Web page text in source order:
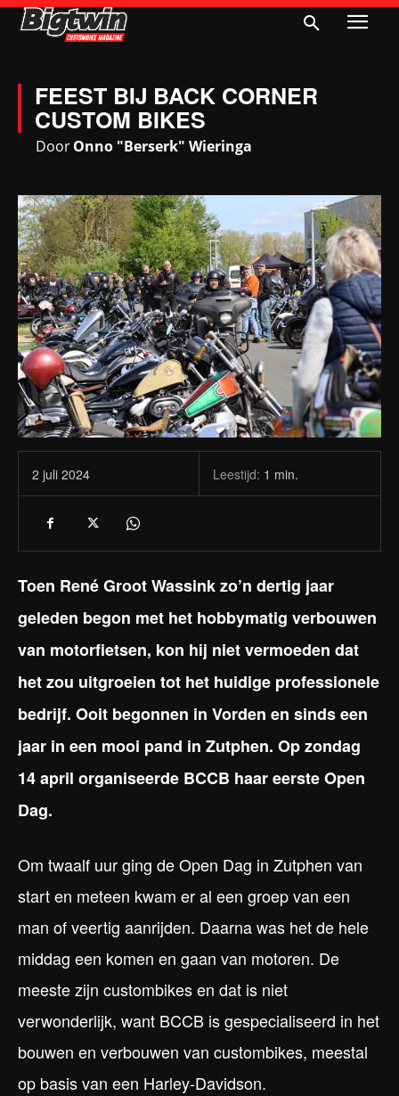
FEEST BIJ BACK CORNER
CUSTOM BIKES
DoorOnno "Berserk" Wieringa
2 juli 2024 Leestijd: 1 min.
Toen René Groot Wassink zo’n dertig jaar
geleden begon met het hobbymatig verbouwen
van motorfietsen, kon hij niet vermoeden dat
het zou uitgroeien tot het huidige professionele
bedrijf. Ooit begonnen in Vorden en sinds een
jaar in een mooi pand in Zutphen. Op zondag
14 april organiseerde BCCB haar eerste Open
Dag.
Om twaalf uur ging de Open Dag in Zutphen van
start en meteen kwam er al een groep van een
man of veertig aanrijden. Daarna was het de hele
middag een komen en gaan van motoren. De
meeste zijn custombikes en dat is niet
verwonderlijk, want BCCB is gespecialiseerd in het
bouwen en verbouwen van custombikes, meestal
op basis van een Harley-Davidson.